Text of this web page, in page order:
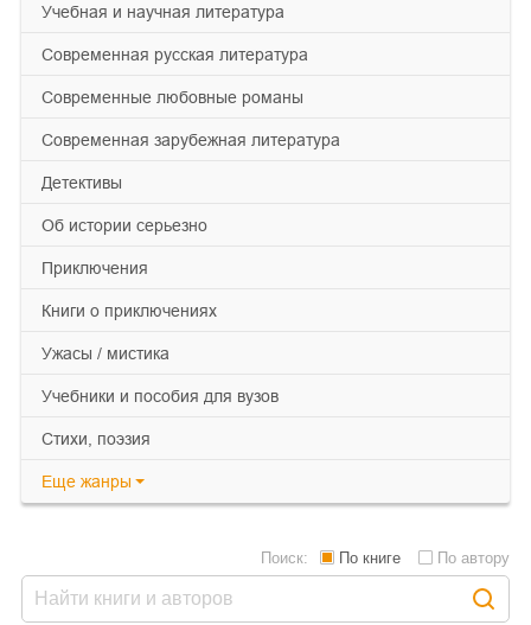
учебная и научная литература
современная русская литература
современные любовные романы
современная зарубежная литература
детективы
об истории серьезно
приключения
книги о приключениях
ужасы / мистика
учебники и пособия для вузов
cтихи, поэзия
Еще жанры
Поиск: По книге По автору